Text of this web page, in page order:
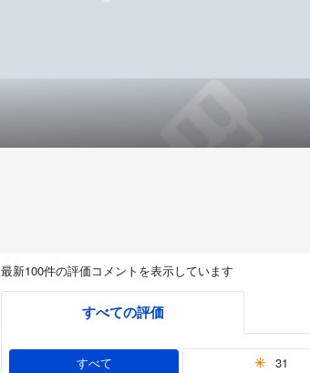
最新100件の評価コメントを表示しています
すべての評価
すべて 31